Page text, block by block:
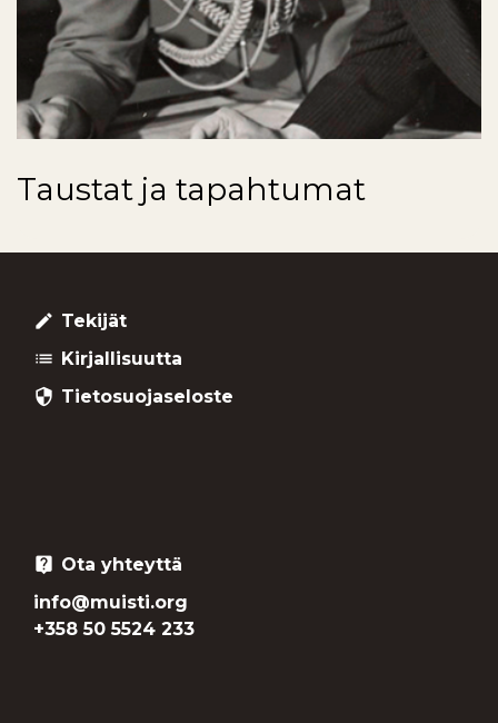
Taustat ja tapahtumat
create Tekijät
list Kirjallisuutta
security Tietosuojaseloste
live_help
Ota yhteyttä
info@muisti.org
+358 50 5524 233